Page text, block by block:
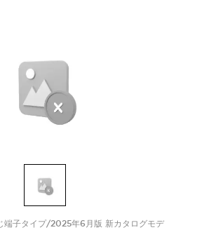
子タイプ/2025年6月版 新カタログモデ